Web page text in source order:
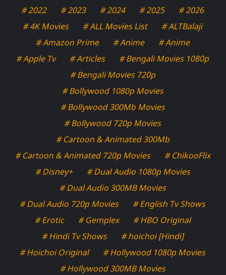
# 2022
# 2023 # 2024 # 2025
# 2026
# 4K Movies
# ALL Movies List
# ALTBalaji
# Amazon Prime
# Anime
# Anime
# Apple Tv
# Articles
# Bengali Movies 1080p
# Bengali Movies 720p
# Bollywood 1080p Movies
# Bollywood 300Mb Movies
# Bollywood 720p Movies
# Cartoon & Animated 300Mb
# Cartoon & Animated 720p Movies
# ChikooFlix
# Disney+
# Dual Audio 1080p Movies
# Dual Audio 300MB Movies
# Dual Audio 720p Movies
# English Tv Shows
# Erotic
# Gemplex
# HBO Original
# Hindi Tv Shows
# hoichoi [Hindi]
# Hoichoi Original
# Hollywood 1080p Movies
# Hollywood 300MB Movies